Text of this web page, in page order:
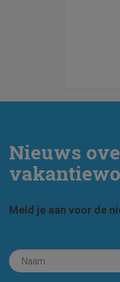
Nieuws
Meld je aan voor de